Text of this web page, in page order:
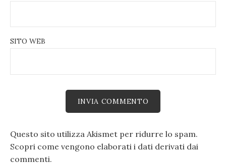
SITO WEB
Questo sito utilizza Akismet per ridurre lo spam.
Scopri come vengono elaborati i dati derivati dai
commenti.